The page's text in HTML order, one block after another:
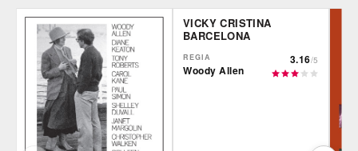
VICKY CRISTINA
BARCELONA
REGIA
Woody Allen
3.16/5